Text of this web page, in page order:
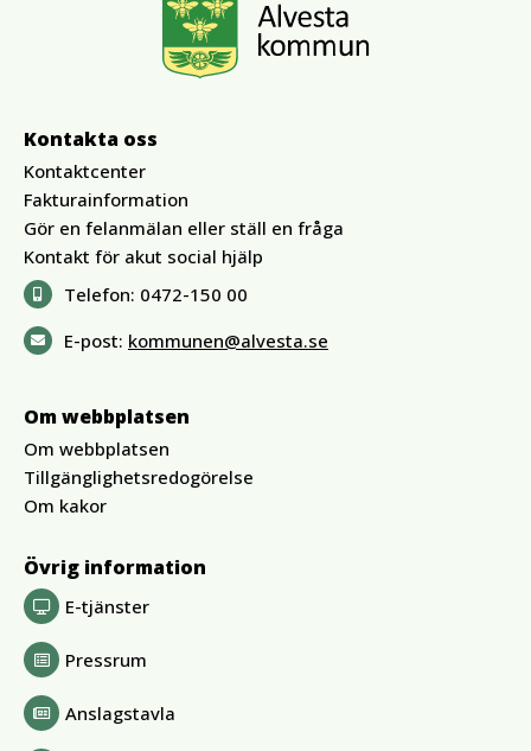
Kontakta oss
Kontaktcenter
Fakturainformation
Gör en felanmälan eller ställ en fråga
Kontakt för akut social hjälp
Telefon: 0472-150 00
E-post: kommunen@alvesta.se
Om webbplatsen
Om webbplatsen
Tillgänglighetsredogörelse
Om kakor
Övrig information
E-tjänster
Pressrum
Anslagstavla